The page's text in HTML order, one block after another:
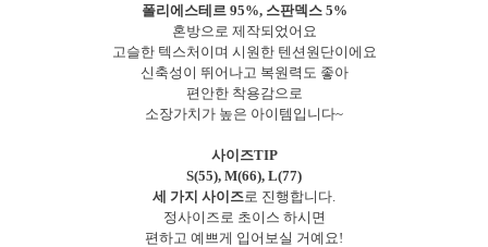
폴리에스테르 95%, 스판덱스 5%
혼방으로 제작되었어요
고슬한 텍스처이며 시원한 텐션원단이에요
신축성이 뛰어나고 복원력도 좋아
편안한 착용감으로
소장가치가 높은 아이템입니다~
사이즈TIP
S(55), M(66), L(77)
세 가지 사이즈로 진행합니다.
정사이즈로 초이스 하시면
편하고 예쁘게 입어보실 거예요!